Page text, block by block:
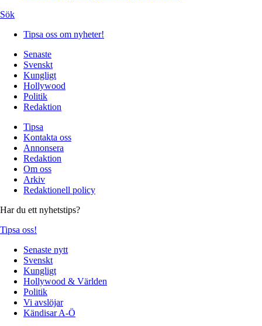
Sök
Tipsa oss om nyheter!
Senaste
Svenskt
Kungligt
Hollywood
Politik
Redaktion
Tipsa
Kontakta oss
Annonsera
Redaktion
Om oss
Arkiv
Redaktionell policy
Har du ett nyhetstips?
Tipsa oss!
Senaste nytt
Svenskt
Kungligt
Hollywood & Världen
Politik
Vi avslöjar
Kändisar A-Ö